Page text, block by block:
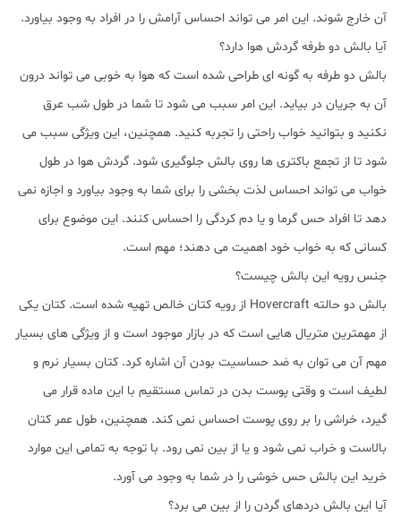
آن خارج شوند. این امر می تواند احساس آرامش را در افراد به وجود بیاورد.
آیا بالش دو طرفه گردش هوا دارد؟
بالش دو طرفه به گونه ای طراحی شده است که هوا به خوبی می تواند درون
آن به جریان در بیاید. این امر سبب می شود تا شما در طول شب عرق
نکنید و بتوانید خواب راحتی را تجربه کنید. همچنین، این ویژگی سبب می
شود تا از تجمع باکتری ها روی بالش جلوگیری شود. گردش هوا در طول
خواب می تواند احساس لذت بخشی را برای شما به وجود بیاورد و اجازه نمی
دهد تا افراد حس گرما و یا دم کردگی را احساس کنند. این موضوع برای
کسانی که به خواب خود اهمیت می دهند؛ مهم است.
جنس رویه این بالش چیست؟
بالش دو حالته Hovercraft از رویه کتان خالص تهیه شده است. کتان یکی
از مهمترین متریال هایی است که در بازار موجود است و از ویژگی های بسیار
مهم آن می توان به ضد حساسیت بودن آن اشاره کرد. کتان بسیار نرم و
لطیف است و وقتی پوست بدن در تماس مستقیم با این ماده قرار می
گیرد، خراشی را بر روی پوست احساس نمی کند. همچنین، طول عمر کتان
بالاست و خراب نمی شود و یا از بین نمی رود. با توجه به تمامی این موارد
خرید این بالش حس خوشی را در شما به وجود می آورد.
آیا این بالش دردهای گردن را از بین می برد؟